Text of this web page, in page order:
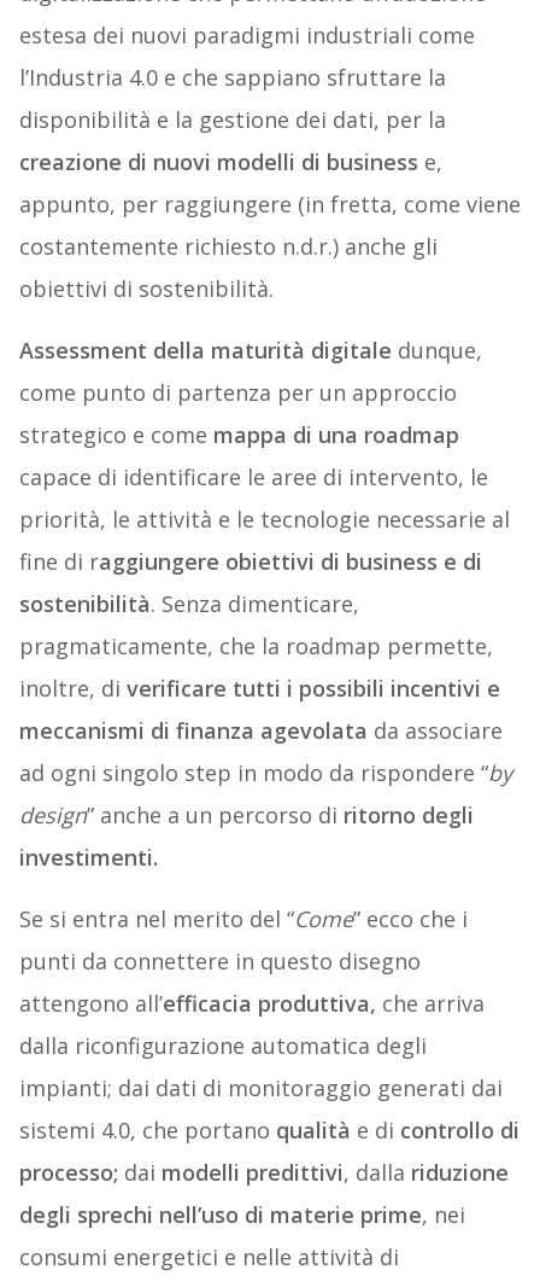
estesa dei nuovi paradigmi industriali come
l’Industria 4.0 e che sappiano sfruttare la
disponibilità e la gestione dei dati, per la
creazione di nuovi modelli di business e,
appunto, per raggiungere (in fretta, come viene
costantemente richiesto n.d.r.) anche gli
obiettivi di sostenibilità.
Assessment della maturità digitale dunque,
come punto di partenza per un approccio
strategico e come mappa di una roadmap
capace di identificare le aree di intervento, le
priorità, le attività e le tecnologie necessarie al
fine di raggiungere obiettivi di business e di
sostenibilità. Senza dimenticare,
pragmaticamente, che la roadmap permette,
inoltre, di verificare tutti i possibili incentivi e
meccanismi di finanza agevolata da associare
ad ogni singolo step in modo da rispondere “by
design” anche a un percorso di ritorno degli
investimenti.
Se si entra nel merito del “Come” ecco che i
punti da connettere in questo disegno
attengono all’efficacia produttiva, che arriva
dalla riconfigurazione automatica degli
impianti; dai dati di monitoraggio generati dai
sistemi 4.0, che portano qualità e di controllo di
processo; dai modelli predittivi, dalla riduzione
degli sprechi nell’uso di materie prime, nei
consumi energetici e nelle attività di